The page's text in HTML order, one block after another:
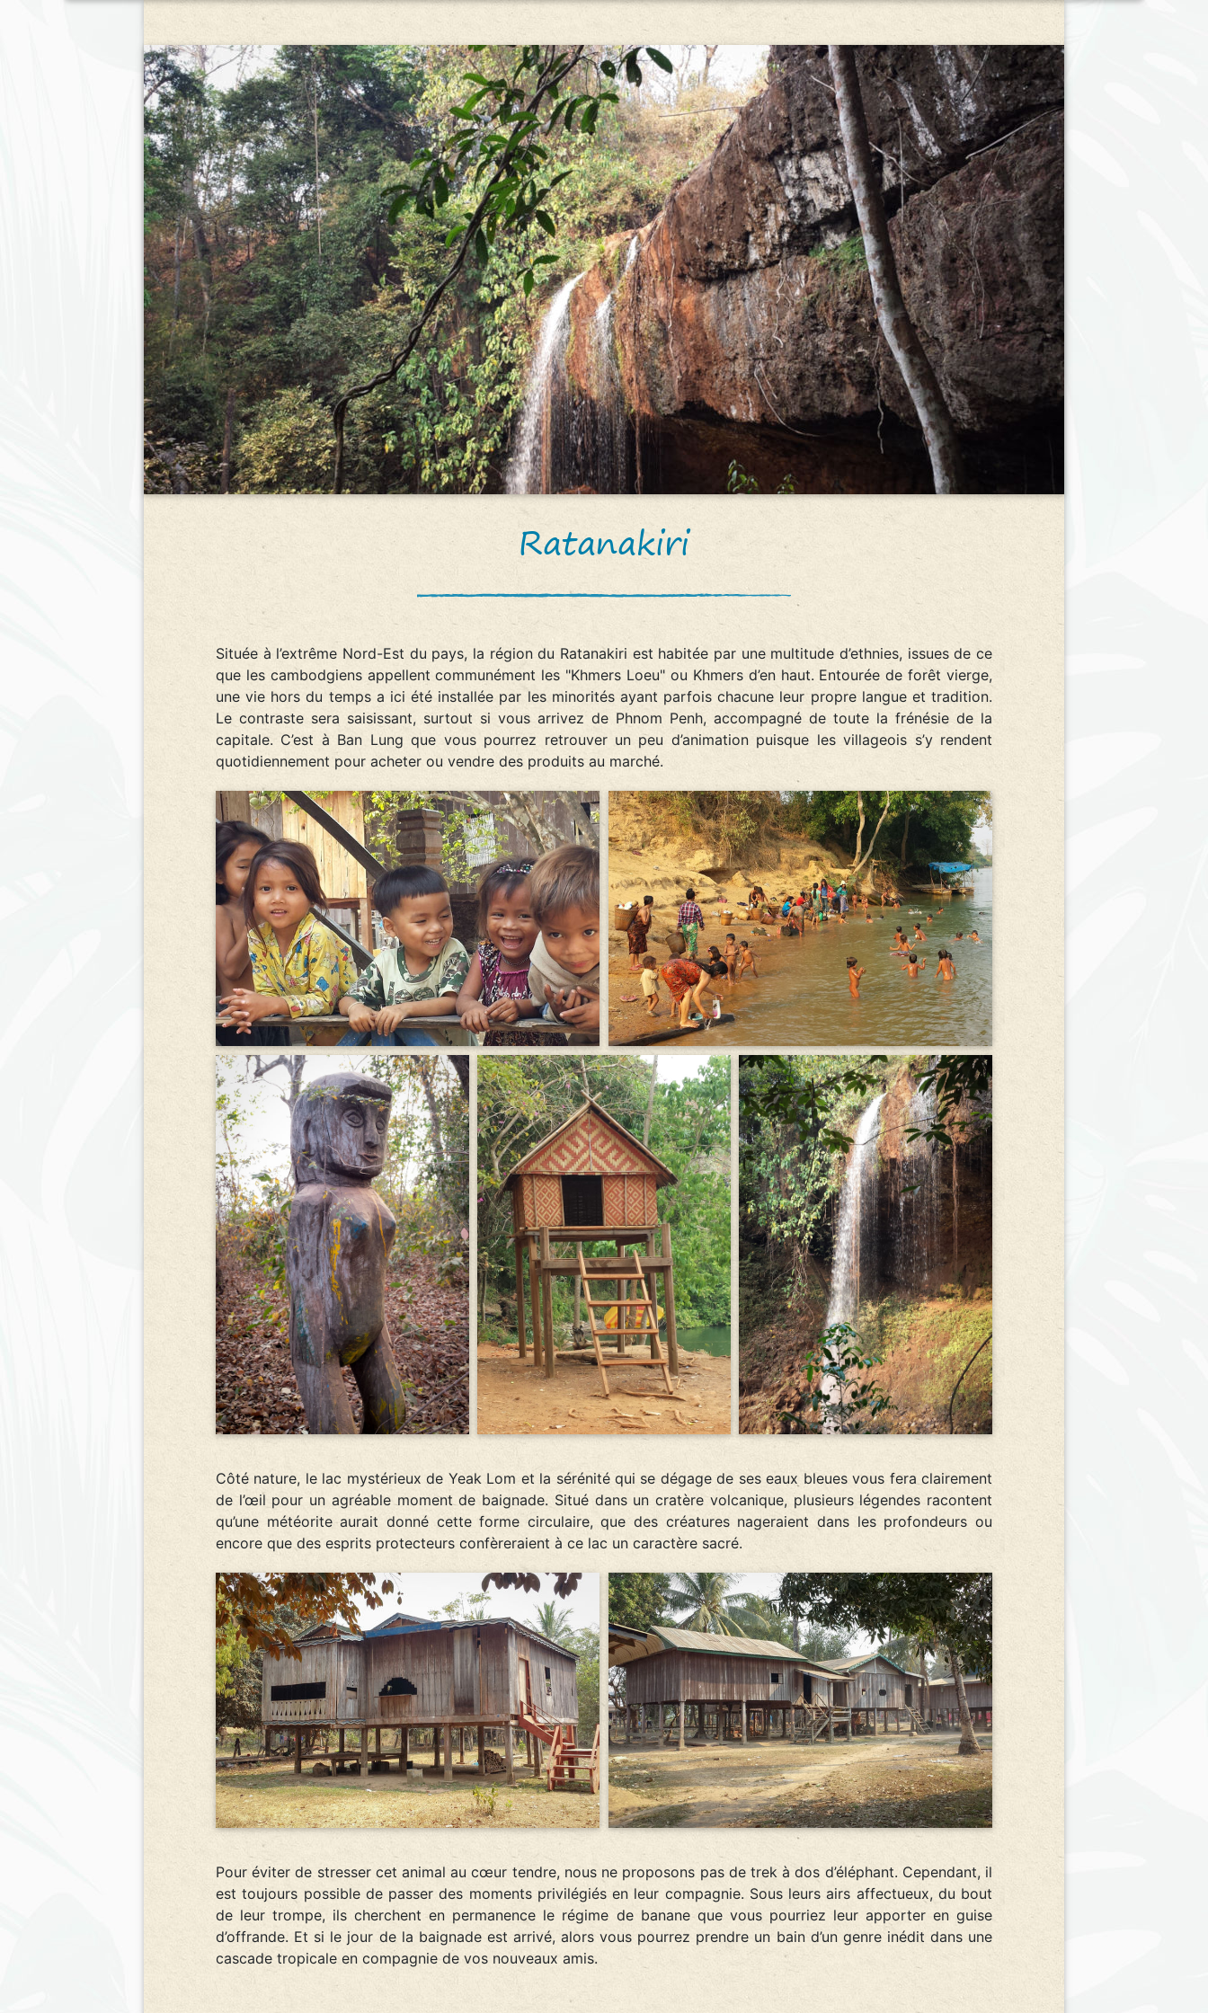
Ratanakiri
Située à l’extrême Nord-Est du pays, la région du Ratanakiri est habitée par une multitude d’ethnies, issues de ce
que les cambodgiens appellent communément les "Khmers Loeu" ou Khmers d’en haut. Entourée de forêt vierge,
une vie hors du temps a ici été installée par les minorités ayant parfois chacune leur propre langue et tradition.
Le contraste sera saisissant, surtout si vous arrivez de Phnom Penh, accompagné de toute la frénésie de la
capitale. C’est à Ban Lung que vous pourrez retrouver un peu d’animation puisque les villageois s’y rendent
quotidiennement pour acheter ou vendre des produits au marché.
Côté nature, le lac mystérieux de Yeak Lom et la sérénité qui se dégage de ses eaux bleues vous fera clairement
de l’œil pour un agréable moment de baignade. Situé dans un cratère volcanique, plusieurs légendes racontent
qu’une météorite aurait donné cette forme circulaire, que des créatures nageraient dans les profondeurs ou
encore que des esprits protecteurs confèreraient à ce lac un caractère sacré.
Pour éviter de stresser cet animal au cœur tendre, nous ne proposons pas de trek à dos d’éléphant. Cependant, il
est toujours possible de passer des moments privilégiés en leur compagnie. Sous leurs airs affectueux, du bout
de leur trompe, ils cherchent en permanence le régime de banane que vous pourriez leur apporter en guise
d’offrande. Et si le jour de la baignade est arrivé, alors vous pourrez prendre un bain d’un genre inédit dans une
cascade tropicale en compagnie de vos nouveaux amis.